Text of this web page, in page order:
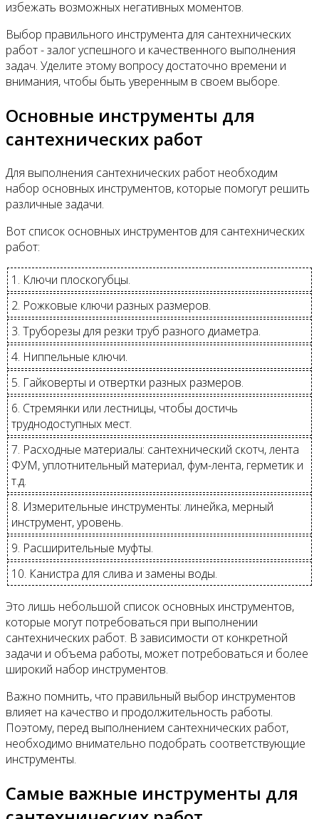
избежать возможных негативных моментов.
Выбор правильного инструмента для сантехнических
работ - залог успешного и качественного выполнения
задач. Уделите этому вопросу достаточно времени и
внимания, чтобы быть уверенным в своем выборе.
Основные инструменты для
сантехнических работ
Для выполнения сантехнических работ необходим
набор основных инструментов, которые помогут решить
различные задачи.
Вот список основных инструментов для сантехнических
работ:
1. Ключи плоскогубцы.
2. Рожковые ключи разных размеров.
3. Труборезы для резки труб разного диаметра.
4. Ниппельные ключи.
5. Гайковерты и отвертки разных размеров.
6. Стремянки или лестницы, чтобы достичь
труднодоступных мест.
7. Расходные материалы: сантехнический скотч, лента
ФУМ, уплотнительный материал, фум-лента, герметик и
т.д.
8. Измерительные инструменты: линейка, мерный
инструмент, уровень.
9. Расширительные муфты.
10. Канистра для слива и замены воды.
Это лишь небольшой список основных инструментов,
которые могут потребоваться при выполнении
сантехнических работ. В зависимости от конкретной
задачи и объема работы, может потребоваться и более
широкий набор инструментов.
Важно помнить, что правильный выбор инструментов
влияет на качество и продолжительность работы.
Поэтому, перед выполнением сантехнических работ,
необходимо внимательно подобрать соответствующие
инструменты.
Самые важные инструменты для